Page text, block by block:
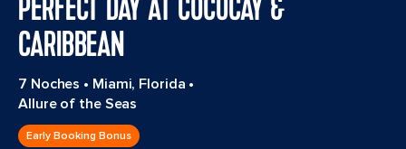
PERFECT DAY AT COCOCAY &
CARIBBEAN
7 Noches • Miami, Florida •
Allure of the Seas
Early Booking Bonus